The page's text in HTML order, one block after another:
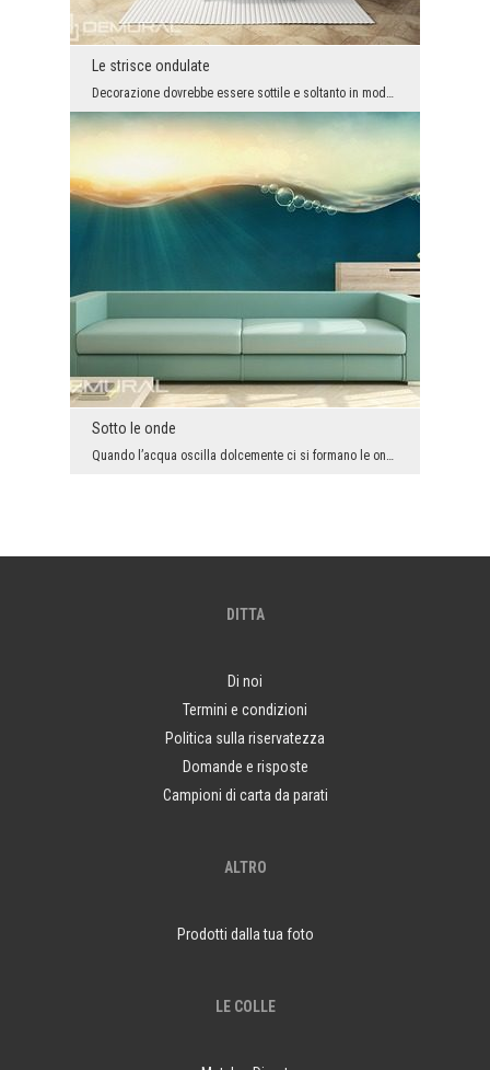
Le strisce ondulate
Decorazione dovrebbe essere sottile e soltanto in modo delicato arricchire l’arrangiamento dell’i...
Sotto le onde
Quando l’acqua oscilla dolcemente ci si formano le onde che le danno il fascino. Tuttavia, non tu...
DITTA
Di noi
Termini e condizioni
Politica sulla riservatezza
Domande e risposte
Campioni di carta da parati
ALTRO
Prodotti dalla tua foto
LE COLLE